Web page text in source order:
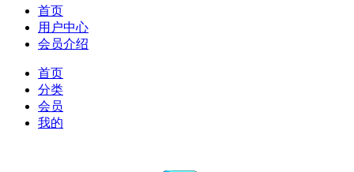
首页
用户中心
会员介绍
首页
分类
会员
我的